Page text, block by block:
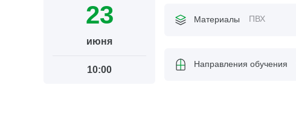
23
июня
10:00
Материалы ПВХ
Направления обучения